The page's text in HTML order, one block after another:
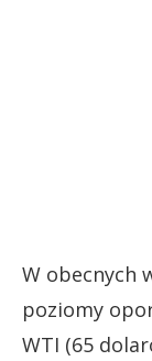
W obecnych
poziomy
WTI (65